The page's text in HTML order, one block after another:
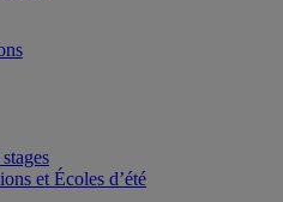
et Écoles d’été